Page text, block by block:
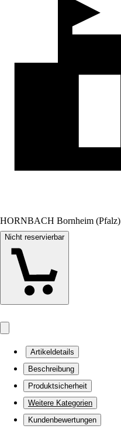
HORNBACH Bornheim (Pfalz)
Nicht reservierbar
Artikeldetails
Beschreibung
Produktsicherheit
Weitere Kategorien
Kundenbewertungen